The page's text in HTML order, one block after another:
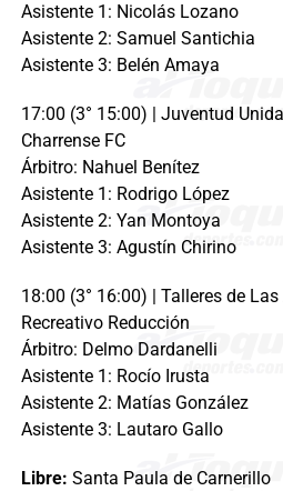
Asistente 1: Nicolás Lozano
Asistente 2: Samuel Santichia
Asistente 3: Belén Amaya
17:00 (3° 15:00) | Juventud
Charrense FC
Árbitro: Nahuel Benítez
Asistente 1: Rodrigo López
Asistente 2: Yan Montoya
Asistente 3: Agustín Chirino
18:00 (3° 16:00) | Talleres de
Recreativo Reducción
Árbitro: Delmo Dardanelli
Asistente 1: Rocío Irusta
Asistente 2: Matías González
Asistente 3: Lautaro Gallo
Libre: Santa Paula de Carnerillo